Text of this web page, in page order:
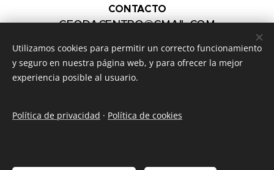
CONTACTO
GEODACENTRO@GMAIL.COM
TELÉFONO
(+34) 617 053 106
Utilizamos cookies para permitir un correcto funcionamiento
y seguro en nuestra página web, y para ofrecer la mejor
experiencia posible al usuario.
Política de privacidad · Política de cookies